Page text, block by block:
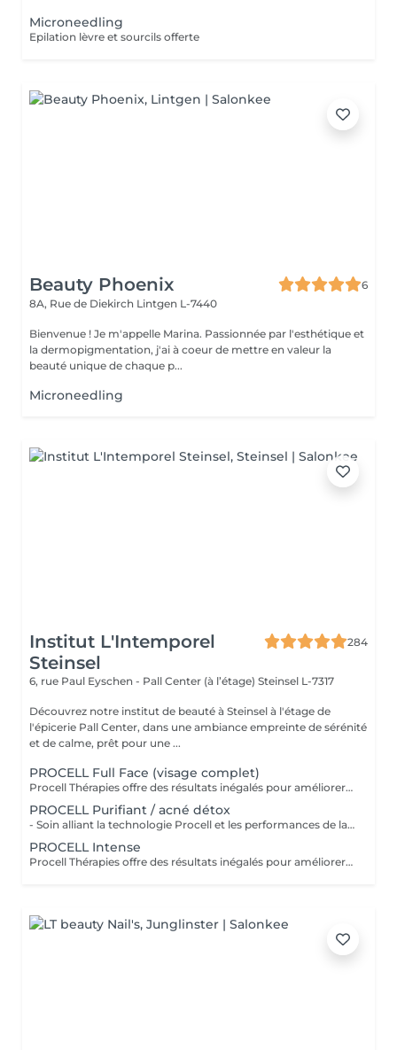
Microneedling
Epilation lèvre et sourcils offerte
Beauty Phoenix
6
8A, Rue de Diekirch Lintgen L-7440
Bienvenue ! Je m'appelle Marina. Passionnée par l'esthétique et
la dermopigmentation, j'ai à coeur de mettre en valeur la
beauté unique de chaque p...
Microneedling
Institut L'Intemporel
Steinsel
284
6, rue Paul Eyschen - Pall Center (à l’étage) Steinsel L-7317
Découvrez notre institut de beauté à Steinsel à l'étage de
l'épicerie Pall Center, dans une ambiance empreinte de sérénité
et de calme, prêt pour une ...
PROCELL Full Face (visage complet)
Procell Thérapies offre des résultats inégalés pour améliorer l'apparence des rides et ridules, des cicatrices d'acné et des dommages causés par le soleil. Avec une irritation minimale, les traitements Procell sont sûrs, non invasifs, efficaces et fournissent des résultats qui parlent d'eux-mêmes. Ce n'est pas un hasard si Procell Thérapies est devenu le leader du microneedling .. Possibilité d'abonnement 4+1
PROCELL Purifiant / acné détox
- Soin alliant la technologie Procell et les performances de la lampe LED, ce qui permet un effet bactéricide, rénovateur, affine les cicatrices liées à l'acné et ressert les pores - Ce soin est conseillé en cure de 4 soins pour être entièrement efficace - Attention: déconseillé sur l'acné active
PROCELL Intense
Procell Thérapies offre des résultats inégalés pour améliorer l'apparence des rides et ridules, des cicatrices d'acné et des dommages causés par le soleil. Avec une irritation minimale, les traitements Procell sont sûrs, non invasifs, efficaces et fournissent des résultats qui parlent d'eux-mêmes. Ce n'est pas un hasard si Procell Thérapies est devenu le leader du microneedling .. Profitez de la technologie Procell tout en réalisant un soin complet nettoyant.